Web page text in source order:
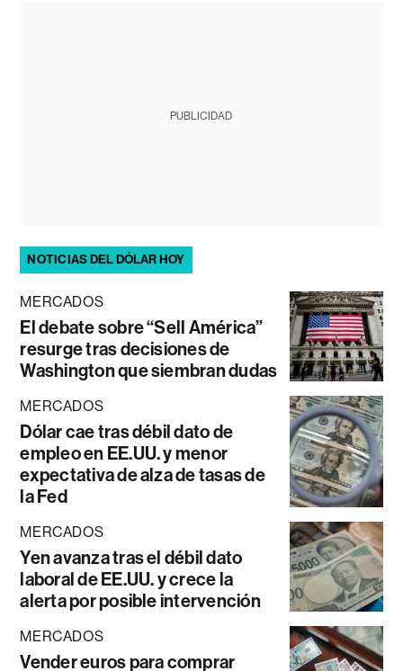
PUBLICIDAD
NOTICIAS DEL DÓLAR HOY
MERCADOS
El debate sobre “Sell América”
resurge tras decisiones de
Washington que siembran dudas
MERCADOS
Dólar cae tras débil dato de
empleo en EE.UU. y menor
expectativa de alza de tasas de
la Fed
MERCADOS
Yen avanza tras el débil dato
laboral de EE.UU. y crece la
alerta por posible intervención
MERCADOS
Vender euros para comprar